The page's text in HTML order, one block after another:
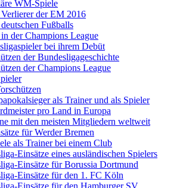
WM-Spiele
der EM 2016
Fußballs
der Champions League
bei ihrem Debüt
der Bundesligageschichte
der Champions League
als Trainer und als Spieler
pro Land in Europa
mit den meisten Mitgliedern weltweit
für Werder Bremen
als Trainer bei einem Club
Einsätze eines ausländischen Spielers
Einsätze für Borussia Dortmund
Einsätze für den 1. FC Köln
Einsätze für den Hamburger SV